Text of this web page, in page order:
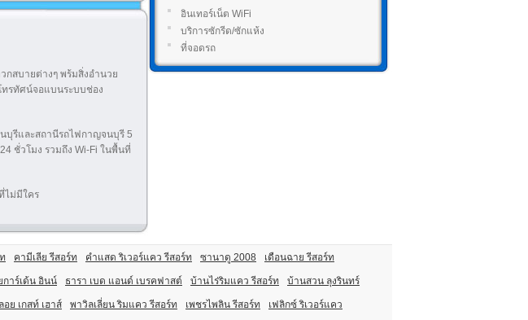
กสบายต่างๆ พร้มสิ่งอำนวย
รทัศน์จอแบนระบบช่อง
รีและสถานีรถไฟกาญจนบุรี 5
ชั่วโมง รวมถึง Wi-Fi ในพื้นที่
ไม่มีใคร
อินเทอร์เน็ต WiFi
บริการซักรีด/ซักแห้ง
ที่จอดรถ
คามีเลีย รีสอร์ท คำแสด ริเวอร์แคว รีสอร์ท ซานาดู 2008 เดือนฉาย รีสอร์ท
การ์เด้น อินน์ ธารา เบด แอนด์ เบรคฟาสต์ บ้านไร่ริมแคว รีสอร์ท บ้านสวน ลุงรินทร์
อย เกสท์ เฮาส์ พาวิลเลี่ยน ริมแคว รีสอร์ท เพชรไพลิน รีสอร์ท เฟลิกซ์ ริเวอร์แคว